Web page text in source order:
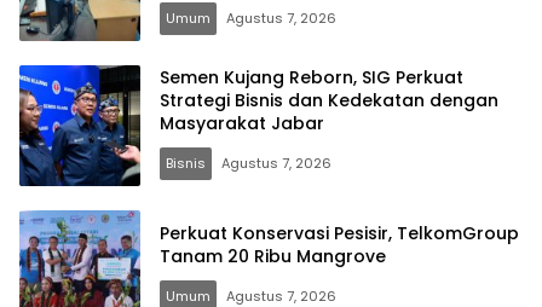
Umum Agustus 7, 2026
Semen Kujang Reborn, SIG Perkuat
Strategi Bisnis dan Kedekatan dengan
Masyarakat Jabar
Bisnis Agustus 7, 2026
Perkuat Konservasi Pesisir, TelkomGroup
Tanam 20 Ribu Mangrove
Umum Agustus 7, 2026